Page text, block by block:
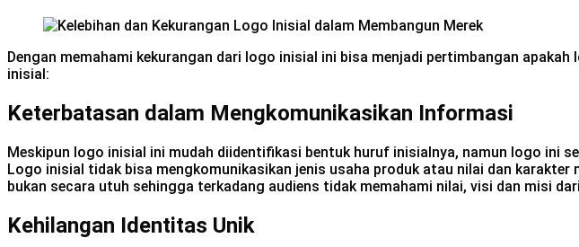
Dengan memahami kekurangan dari logo inisial ini bisa menjadi pertimbangan
inisial:
Keterbatasan dalam Mengkomunikasikan Informasi
Meskipun logo inisial ini mudah diidentifikasi bentuk huruf inisialnya, namun logo ini
Logo inisial tidak bisa mengkomunikasikan jenis usaha produk atau nilai dan
bukan secara utuh sehingga terkadang audiens tidak memahami nilai, visi dan misi
Kehilangan Identitas Unik